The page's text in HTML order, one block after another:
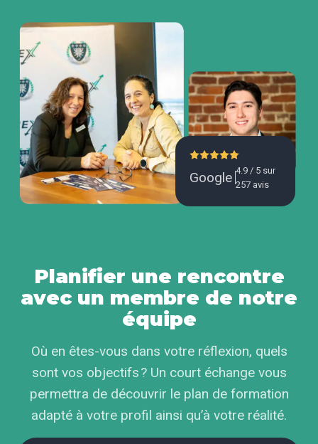
Google 4.9 / 5 sur
257 avis
Planifier une rencontre
avec un membre de notre
équipe
Où en êtes-vous dans votre réflexion, quels
sont vos objectifs ? Un court échange vous
permettra de découvrir le plan de formation
adapté à votre profil ainsi qu’à votre réalité.